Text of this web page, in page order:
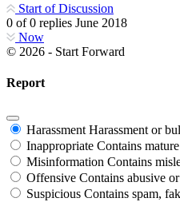
Start of Discussion
0 of0 replies June 2018
Now
© 2026 - Start Forward
Report
Harassment Harassment or
Inappropriate Contains
Misinformation Contains
Offensive Contains abusive
Suspicious Contains spam,